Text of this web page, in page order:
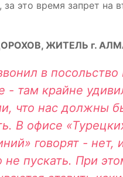
за это время запрет на
ЖИТЕЛЬ г.
в посольство
- там крайне
что нас должны
В офисе
говорят - нет,
не пускать. При